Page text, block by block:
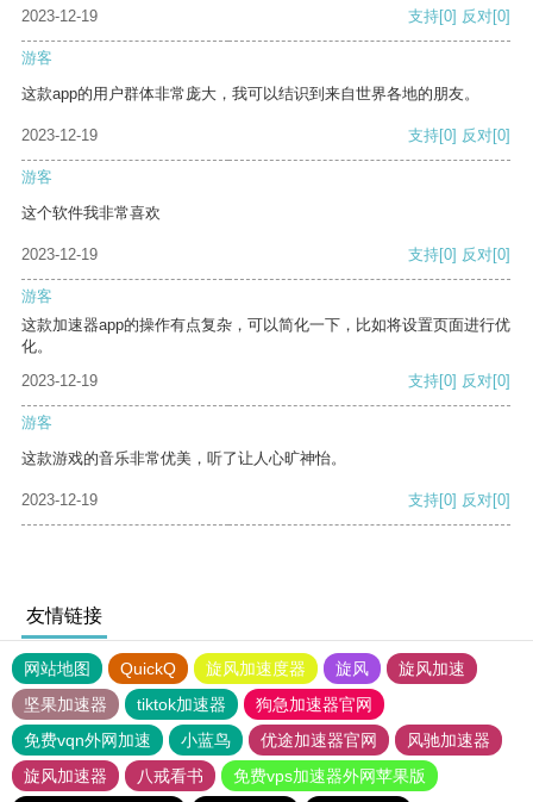
2023-12-19 支持[0] 反对[0]
游客
这款app的用户群体非常庞大，我可以结识到来自世界各地的朋友。
2023-12-19 支持[0] 反对[0]
游客
这个软件我非常喜欢
2023-12-19 支持[0] 反对[0]
游客
这款加速器app的操作有点复杂，可以简化一下，比如将设置页面进行优
化。
2023-12-19
支持[0] 反对[0]
游客
这款游戏的音乐非常优美，听了让人心旷神怡。
2023-12-19 支持[0] 反对[0]
友情链接
网站地图 QuickQ 旋风加速度器 旋风
旋风加速
坚果加速器
tiktok加速器
狗急加速器官网
免费vqn外网加速
小蓝鸟 优途加速器官网
风驰加速器
旋风加速器
八戒看书 免费vps加速器外网苹果版